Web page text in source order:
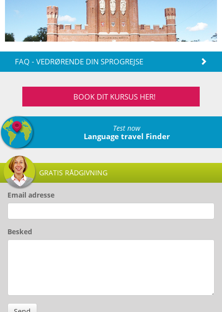
FAQ - VEDRØRENDE DIN SPROGREJSE
BOOK DIT KURSUS HER!
Test now
Language travel Finder
GRATIS RÅDGIVNING
Email adresse
Besked